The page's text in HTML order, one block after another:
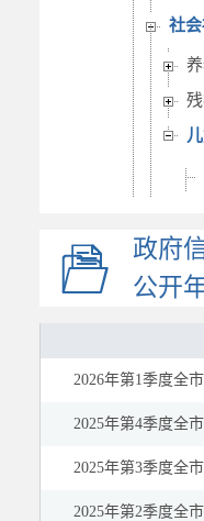
社会
社会
医
公
应
政府
公开
2026年第1季度全
2025年第4季度全
2025年第3季度全
2025年第2季度全